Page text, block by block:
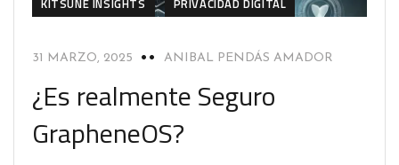
31 MARZO, 2025 ANIBAL PENDÁS AMADOR
¿Es realmente Seguro
GrapheneOS?